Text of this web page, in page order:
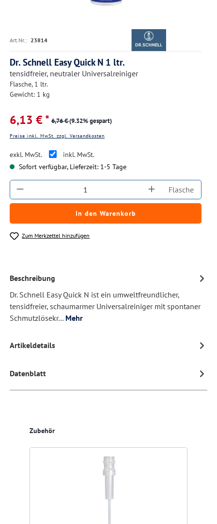
Art.Nr.: 23814
Dr. Schnell Easy Quick N 1 ltr.
tensidfreier, neutraler Universalreiniger
Flasche, 1 ltr.
Gewicht: 1 kg
6,13 € * 6,76 €(9.32% gespart)
Preise inkl. MwSt. zzgl. Versandkosten
exkl. MwSt.
inkl. MwSt.
Sofort verfügbar, Lieferzeit: 1-5 Tage
Produkt Anzahl: Gib den gewünschten
Flasche
In den Warenkorb
Zum Merkzettel hinzufügen
Beschreibung
Dr. Schnell Easy Quick N ist ein umweltfreundlicher,
tensidfreier, schaumarmer Universalreiniger mit spontaner
Schmutzlösekr… Mehr
Artikeldetails
Datenblatt
Produktgalerie überspringen
Zubehör